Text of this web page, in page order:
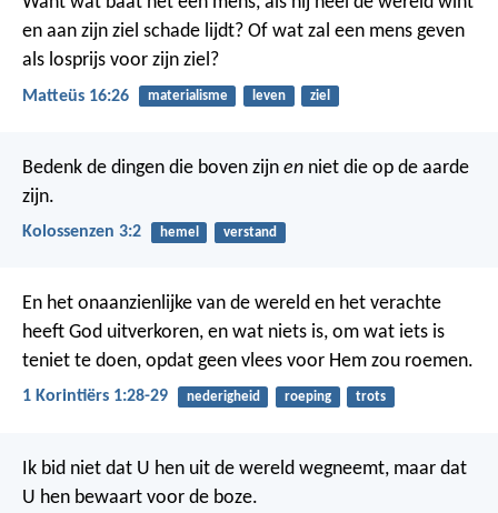
en aan zijn ziel schade lijdt? Of wat zal een mens geven
als losprijs voor zijn ziel?
Matteüs 16:26 materialisme leven ziel
Bedenk de dingen die boven zijn en niet die op de aarde
zijn.
Kolossenzen 3:2 hemel verstand
En het onaanzienlijke van de wereld en het verachte
heeft God uitverkoren, en wat niets is, om wat iets is
teniet te doen, opdat geen vlees voor Hem zou roemen.
1 Korintiërs 1:28-29 nederigheid roeping trots
Ik bid niet dat U hen uit de wereld wegneemt, maar dat
U hen bewaart voor de boze.